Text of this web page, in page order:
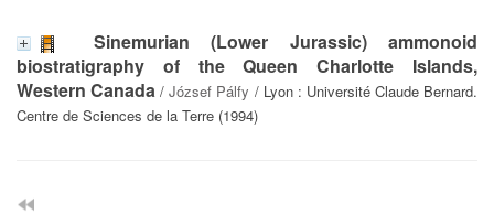
Sinemurian (Lower Jurassic) ammonoid
biostratigraphy of the Queen Charlotte Islands,
Western Canada /József Pálfy / Lyon : Université Claude Bernard.
Centre de Sciences de la Terre (1994)